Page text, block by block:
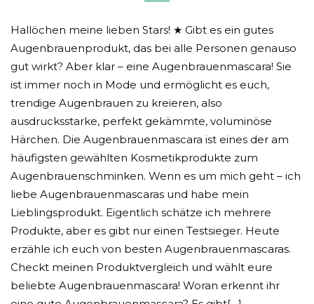
Hallöchen meine lieben Stars! ★ Gibt es ein gutes
Augenbrauenprodukt, das bei alle Personen genauso
gut wirkt? Aber klar – eine Augenbrauenmascara! Sie
ist immer noch in Mode und ermöglicht es euch,
trendige Augenbrauen zu kreieren, also
ausdrucksstarke, perfekt gekämmte, voluminöse
Härchen. Die Augenbrauenmascara ist eines der am
häufigsten gewählten Kosmetikprodukte zum
Augenbrauenschminken. Wenn es um mich geht – ich
liebe Augenbrauenmascaras und habe mein
Lieblingsprodukt. Eigentlich schätze ich mehrere
Produkte, aber es gibt nur einen Testsieger. Heute
erzähle ich euch von besten Augenbrauenmascaras.
Checkt meinen Produktvergleich und wählt eure
beliebte Augenbrauenmascara! Woran erkennt ihr